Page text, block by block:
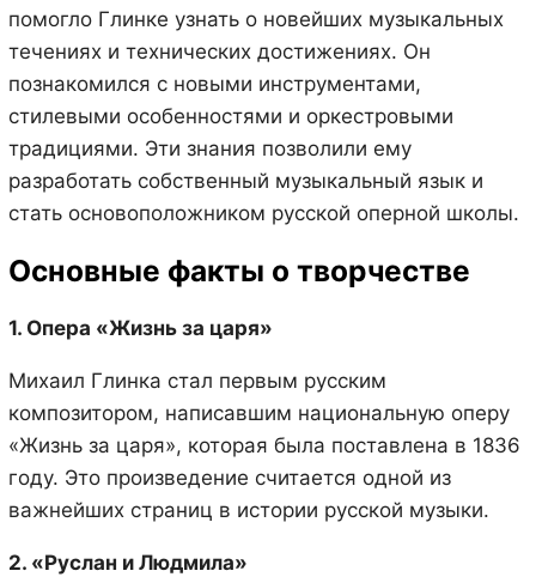
помогло Глинке узнать о новейших музыкальных
течениях и технических достижениях. Он
познакомился с новыми инструментами,
стилевыми особенностями и оркестровыми
традициями. Эти знания позволили ему
разработать собственный музыкальный язык и
стать основоположником русской оперной школы.
Основные факты о творчестве
1. Опера «Жизнь за царя»
Михаил Глинка стал первым русским
композитором, написавшим национальную оперу
«Жизнь за царя», которая была поставлена в 1836
году. Это произведение считается одной из
важнейших страниц в истории русской музыки.
2. «Руслан и Людмила»